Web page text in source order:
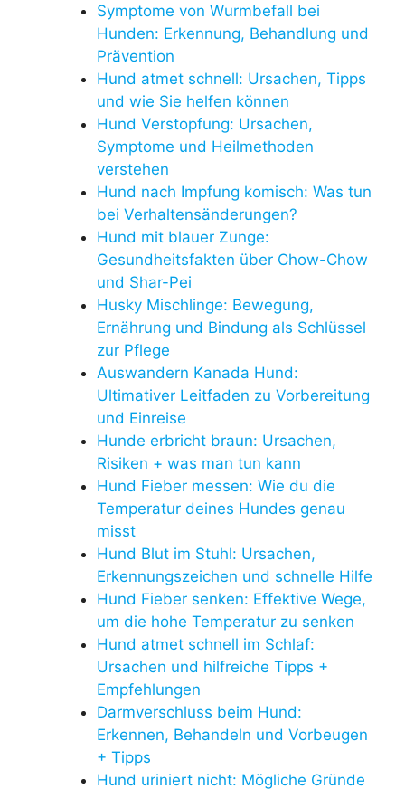
Symptome von Wurmbefall bei
Hunden: Erkennung, Behandlung und
Prävention
Hund atmet schnell: Ursachen, Tipps
und wie Sie helfen können
Hund Verstopfung: Ursachen,
Symptome und Heilmethoden
verstehen
Hund nach Impfung komisch: Was tun
bei Verhaltensänderungen?
Hund mit blauer Zunge:
Gesundheitsfakten über Chow-Chow
und Shar-Pei
Husky Mischlinge: Bewegung,
Ernährung und Bindung als Schlüssel
zur Pflege
Auswandern Kanada Hund:
Ultimativer Leitfaden zu Vorbereitung
und Einreise
Hunde erbricht braun: Ursachen,
Risiken + was man tun kann
Hund Fieber messen: Wie du die
Temperatur deines Hundes genau
misst
Hund Blut im Stuhl: Ursachen,
Erkennungszeichen und schnelle Hilfe
Hund Fieber senken: Effektive Wege,
um die hohe Temperatur zu senken
Hund atmet schnell im Schlaf:
Ursachen und hilfreiche Tipps +
Empfehlungen
Darmverschluss beim Hund:
Erkennen, Behandeln und Vorbeugen
+ Tipps
Hund uriniert nicht: Mögliche Gründe